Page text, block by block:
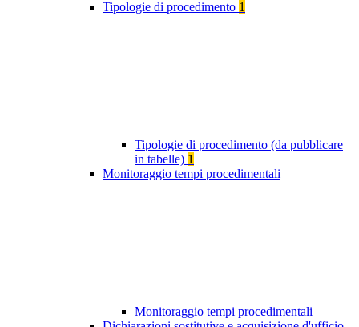
Tipologie di procedimento 1
Tipologie di procedimento (da pubblicare
in tabelle) 1
Monitoraggio tempi procedimentali
Monitoraggio tempi procedimentali